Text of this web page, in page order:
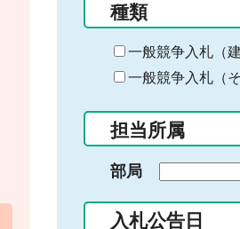
る
キ
ー
ー
入
力
種類
一般競争入札（
一般競争入札（そ
担当所属
部局
入札公告日